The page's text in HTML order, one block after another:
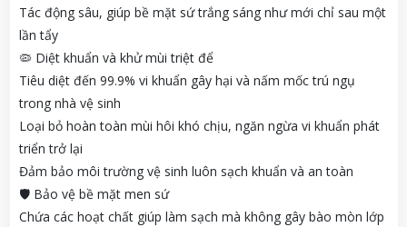
Tác động sâu, giúp bề mặt sứ trắng sáng như mới chỉ sau một
lần tẩy
🦠 Diệt khuẩn và khử mùi triệt để
Tiêu diệt đến 99.9% vi khuẩn gây hại và nấm mốc trú ngụ
trong nhà vệ sinh
Loại bỏ hoàn toàn mùi hôi khó chịu, ngăn ngừa vi khuẩn phát
triển trở lại
Đảm bảo môi trường vệ sinh luôn sạch khuẩn và an toàn
🛡️ Bảo vệ bề mặt men sứ
Chứa các hoạt chất giúp làm sạch mà không gây bào mòn lớp